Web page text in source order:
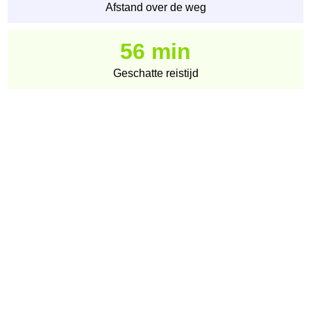
Afstand over de weg
56 min
Geschatte reistijd